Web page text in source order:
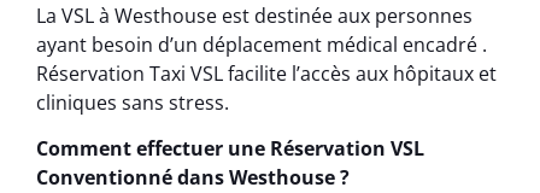
La VSL à Westhouse est destinée aux personnes
ayant besoin d’un déplacement médical encadré .
Réservation Taxi VSL facilite l’accès aux hôpitaux et
cliniques sans stress.
Comment effectuer une Réservation VSL
Conventionné dans Westhouse ?